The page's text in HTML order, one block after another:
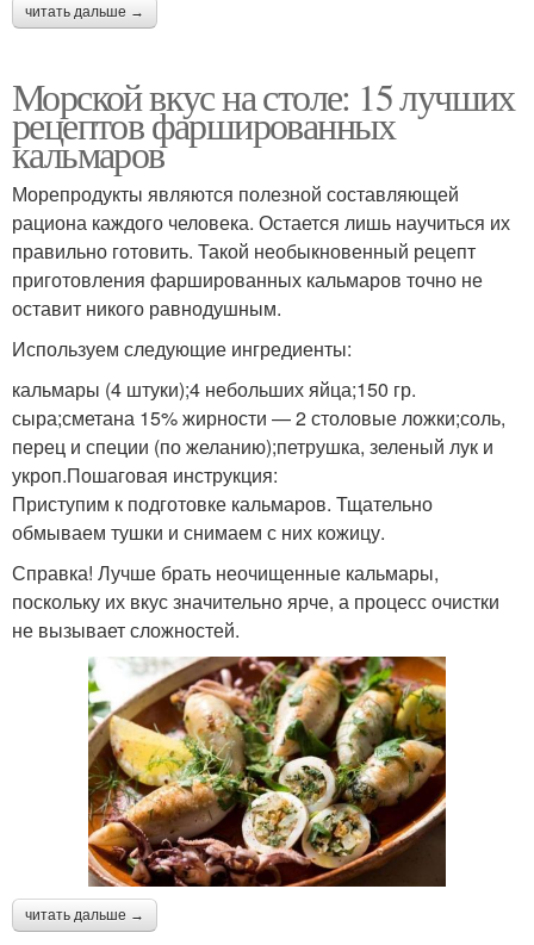
читать дальше →
Морской вкус на столе: 15 лучших
рецептов фаршированных
кальмаров
Морепродукты являются полезной составляющей
рациона каждого человека. Остается лишь научиться их
правильно готовить. Такой необыкновенный рецепт
приготовления фаршированных кальмаров точно не
оставит никого равнодушным.
Используем следующие ингредиенты:
кальмары (4 штуки);4 небольших яйца;150 гр.
сыра;сметана 15% жирности — 2 столовые ложки;соль,
перец и специи (по желанию);петрушка, зеленый лук и
укроп.Пошаговая инструкция:
Приступим к подготовке кальмаров. Тщательно
обмываем тушки и снимаем с них кожицу.
Справка! Лучше брать неочищенные кальмары,
поскольку их вкус значительно ярче, а процесс очистки
не вызывает сложностей.
читать дальше →